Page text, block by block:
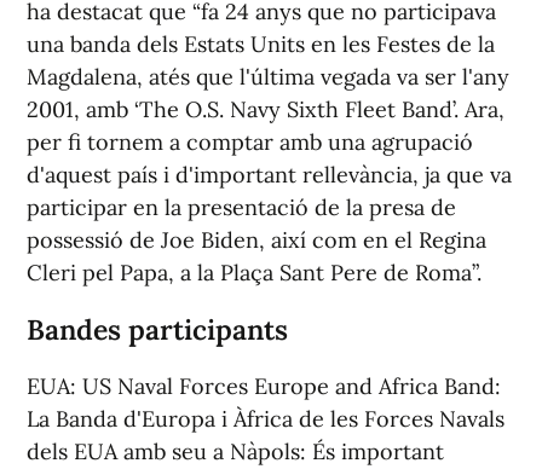
ha destacat que “fa 24 anys que no participava
una banda dels Estats Units en les Festes de la
Magdalena, atés que l'última vegada va ser l'any
2001, amb ‘The O.S. Navy Sixth Fleet Band’. Ara,
per fi tornem a comptar amb una agrupació
d'aquest país i d'important rellevància, ja que va
participar en la presentació de la presa de
possessió de Joe Biden, així com en el Regina
Cleri pel Papa, a la Plaça Sant Pere de Roma”.
Bandes participants
EUA: US Naval Forces Europe and Africa Band:
La Banda d'Europa i Àfrica de les Forces Navals
dels EUA amb seu a Nàpols: És important